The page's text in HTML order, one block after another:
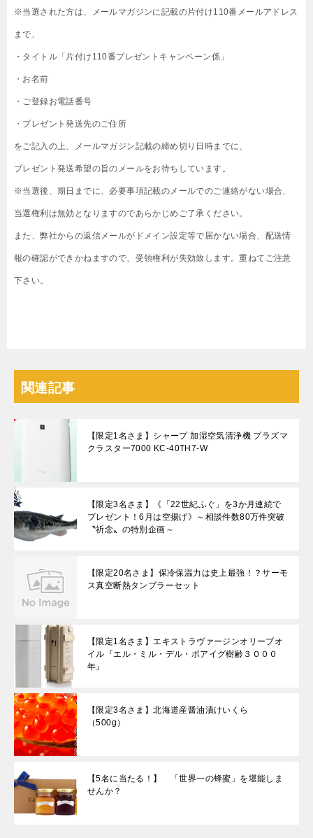
※当選された方は、メールマガジンに記載の片付け110番メールアドレス
まで、
・タイトル「片付け110番プレゼントキャンペーン係」
・お名前
・ご登録お電話番号
・プレゼント発送先のご住所
をご記入の上、メールマガジン記載の締め切り日時までに、
プレゼント発送希望の旨のメールをお待ちしています。
※当選後、期日までに、必要事項記載のメールでのご連絡がない場合、
当選権利は無効となりますのであらかじめご了承ください。
また、弊社からの返信メールがドメイン設定等で届かない場合、配送情
報の確認ができかねますので、受領権利が失効致します。重ねてご注意
下さい。
関連記事
【限定1名さま】シャープ 加湿空気清浄機 プラズマ
クラスター7000 KC-40TH7-W
【限定3名さま】《「22世紀ふぐ」を3か月連続で
プレゼント！6月は空揚げ》～相談件数80万件突破
〝祈念〟の特別企画～
【限定20名さま】保冷保温力は史上最強！？サーモ
ス真空断熱タンブラーセット
【限定1名さま】エキストラヴァージンオリーブオ
イル『エル・ミル・デル・ポアイグ樹齢３０００
年』
【限定3名さま】北海道産醤油漬けいくら
（500g）
【5名に当たる！】 「世界一の蜂蜜」を堪能しま
せんか？